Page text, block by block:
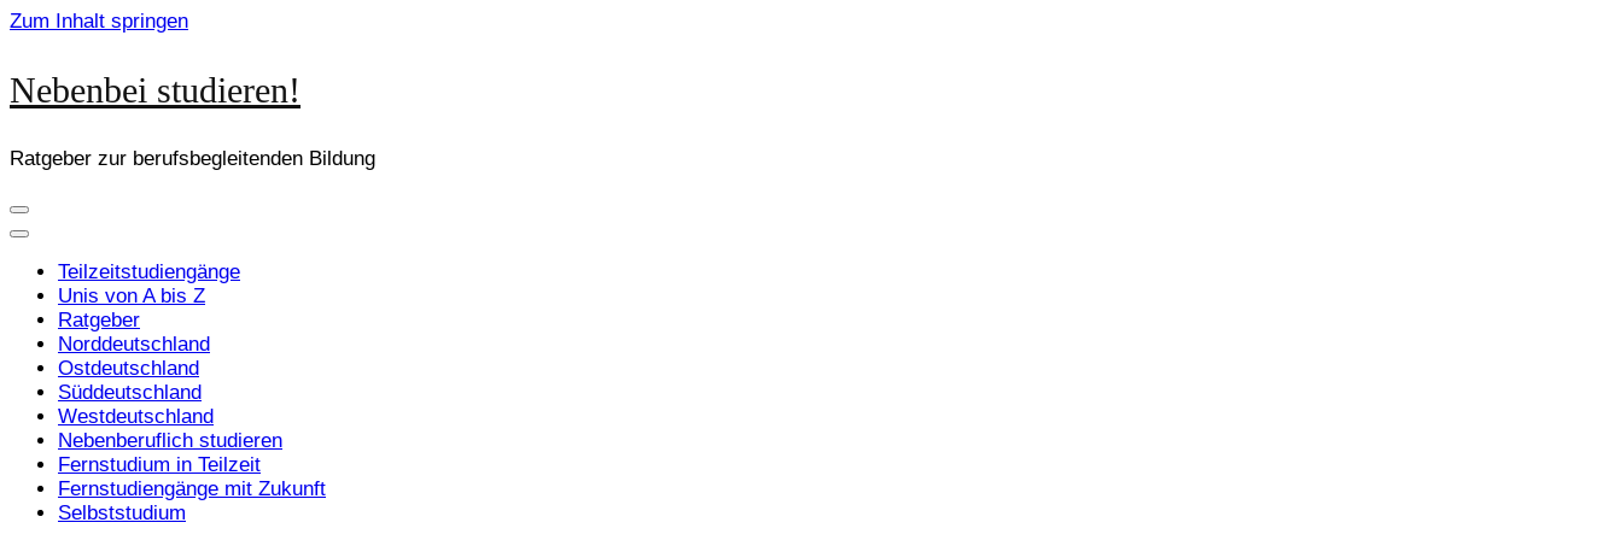
Zum Inhalt springen
Nebenbei studieren!
Ratgeber zur berufsbegleitenden Bildung
Teilzeitstudiengänge
Unis von A bis Z
Ratgeber
Norddeutschland
Ostdeutschland
Süddeutschland
Westdeutschland
Nebenberuflich studieren
Fernstudium in Teilzeit
Fernstudiengänge mit Zukunft
Selbststudium